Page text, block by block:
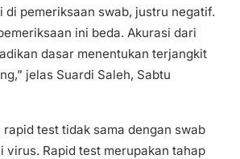
di pemeriksaan swab, justru negatif.
ini beda. Akurasi dari
dasar menentukan terjangkit
jelas Suardi Saleh, Sabtu
rapid test tidak sama dengan swab
virus. Rapid test merupakan tahap